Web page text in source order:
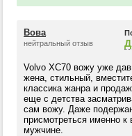
Вова
нейтральный отзыв
Volvo XC70 вожу уже
жена, стильный,
классика жанра и
еще с детства
сам вожу. Даже
присмотреться именно
мужчине.